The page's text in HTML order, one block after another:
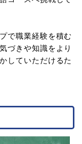
で職業経験を積む
づきや知識をより
していただけるた